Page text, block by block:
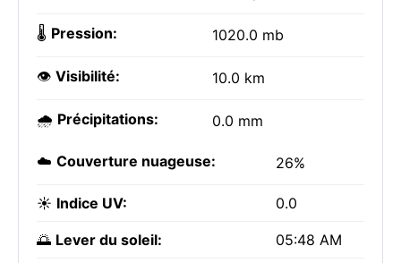
🌡️ Pression: 1020.0 mb
👁️ Visibilité: 10.0 km
🌧️ Précipitations: 0.0 mm
☁️ Couverture nuageuse: 26%
☀️ Indice UV: 0.0
🌅 Lever du soleil: 05:48 AM